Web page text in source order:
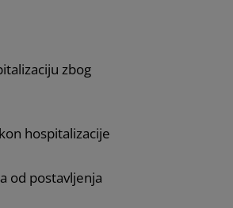
zbog
hospitalizacije
od postavljenja